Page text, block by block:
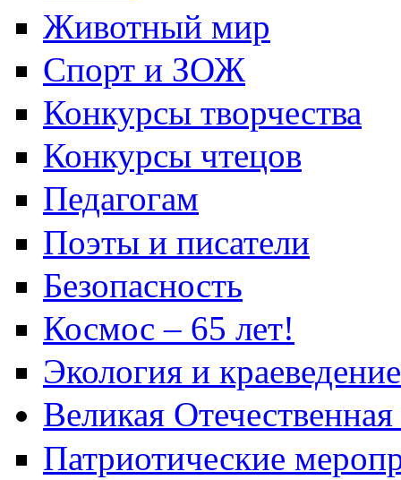
Животный мир
Спорт и ЗОЖ
Конкурсы творчества
Конкурсы чтецов
Педагогам
Поэты и писатели
Безопасность
Космос – 65 лет!
Экология и краеведение
Великая
Патриотические